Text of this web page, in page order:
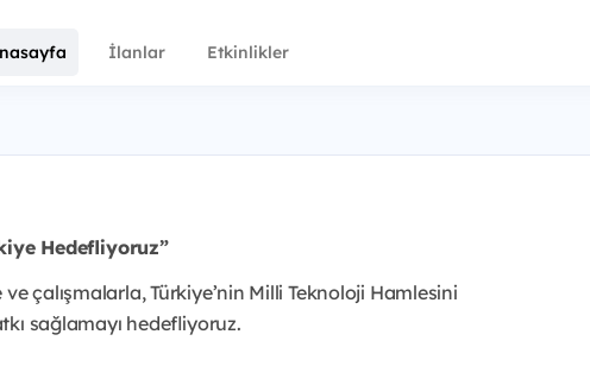
İlanlar Etkinlikler
Hedefliyoruz”
çalışmalarla, Türkiye’nin Milli Teknoloji Hamlesini
sağlamayı hedefliyoruz.